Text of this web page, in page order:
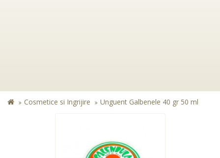
Cosmetice si Ingrijire Unguent Galbenele 40 gr 50 ml